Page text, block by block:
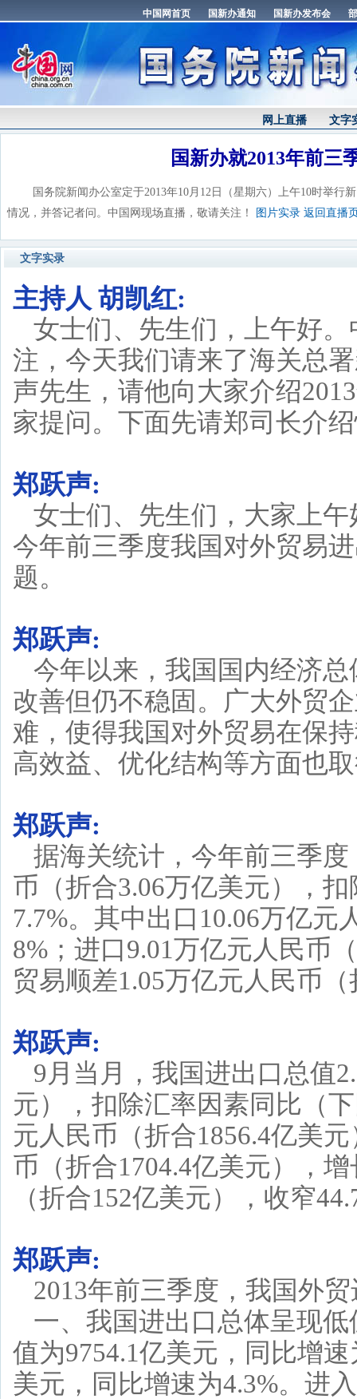
网上直播 文字
国新办就2013年前三
国务院新闻办公室定于2013年10月12日（星期六）上午10时举行
情况，并答记者问。中国网现场直播，敬请关注！
图片实录 返回直播
文字实录
主持人 胡凯红:
女士们、先生们，上午好
注，今天我们请来了海关总
声先生，请他向大家介绍
家提问。下面先请郑司长介
郑跃声:
女士们、先生们，大家上
今年前三季度我国对外贸易
题。
郑跃声:
今年以来，我国国内经济
改善但仍不稳固。广大外贸
难，使得我国对外贸易在保
高效益、优化结构等方面也
郑跃声:
据海关统计，今年前三季
币（折合3.06万亿美元），
7.7%。其中出口10.06万亿元
8%；进口9.01万亿元人民币
贸易顺差1.05万亿元人民币
郑跃声:
9月当月，我国进出口总值
元），扣除汇率因素同比（
元人民币（折合1856.4亿美
币（折合1704.4亿美元），
（折合152亿美元），收窄
郑跃声:
2013年前三季度，我国外
一、我国进出口总体呈现
值为9754.1亿美元，同比增
美元，同比增速为4.3%。进